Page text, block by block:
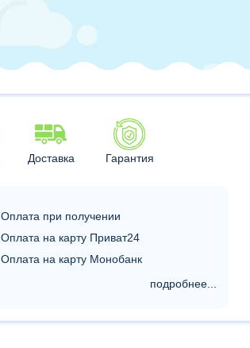
Доставка Гарантия
Оплата при получении
Оплата на карту Приват24
Оплата на карту Монобанк
подробнее...